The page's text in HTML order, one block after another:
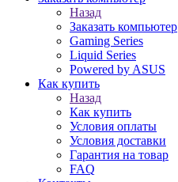
Назад
Заказать компьютер
Gaming Series
Liquid Series
Powered by ASUS
Как купить
Назад
Как купить
Условия оплаты
Условия доставки
Гарантия на товар
FAQ